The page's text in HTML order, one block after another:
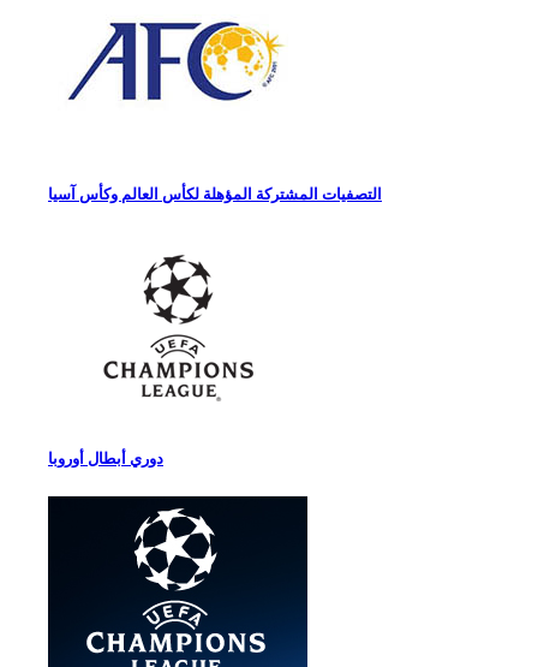
التصفيات المشتركة المؤهلة لكأس العالم وكأس آسيا
دوري أبطال أوروبا